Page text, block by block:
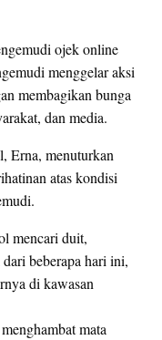
ojek online
menggelar aksi
membagikan bunga
dan media.
Erna, menuturkan
atas kondisi
mencari duit,
beberapa hari ini,
di kawasan
mata